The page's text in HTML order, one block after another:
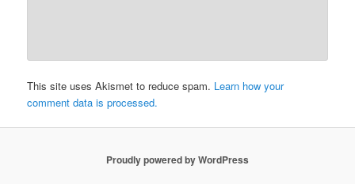
This site uses Akismet to reduce spam. Learn how your
comment data is processed.
Proudly powered by WordPress